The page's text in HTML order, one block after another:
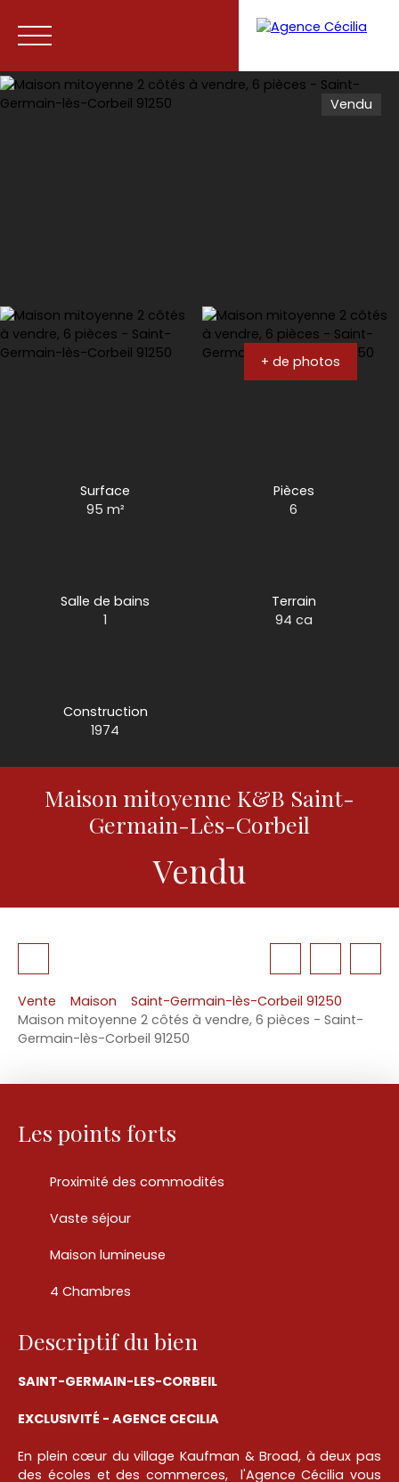
Vendu
+ de photos
Surface
95 m²
Pièces
6
Salle de bains
1
Terrain
94 ca
Construction
1974
Maison mitoyenne K&B Saint-
Germain-Lès-Corbeil
Vendu
Vente Maison
Saint-Germain-lès-Corbeil 91250
Maison mitoyenne 2 côtés à vendre, 6 pièces - Saint-
Germain-lès-Corbeil 91250
Les points forts
Proximité des commodités
Vaste séjour
Maison lumineuse
4 Chambres
Descriptif du bien
SAINT-GERMAIN-LES-CORBEIL
EXCLUSIVITÉ - AGENCE CECILIA
En plein cœur du village Kaufman & Broad, à deux pas
des écoles et des commerces, l'Agence Cécilia vous